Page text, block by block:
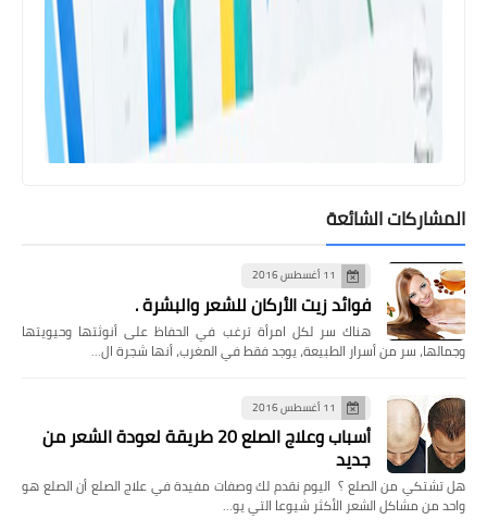
سيو
خطوات سحرية من أجل تصدر موقعك
لمحرك بحث جوجل
المشاركات الشائعة
11 أغسطس 2016
فوائد زيت الأركان للشعر والبشرة .
هناك سر لكل امرأة ترغب في الحفاظ على أنوثتها وحيويتها
وجمالها، سر من أسرار الطبيعة، يوجد فقط في المغرب، أنها شجرة ال…
11 أغسطس 2016
أسباب وعلاج الصلع 20 طريقة لعودة الشعر من
جديد
هل تشتكي من الصلع ؟ اليوم نقدم لك وصفات مفيدة في علاج الصلع أن الصلع هو
واحد من مشاكل الشعر الأكثر شيوعا التي يو…